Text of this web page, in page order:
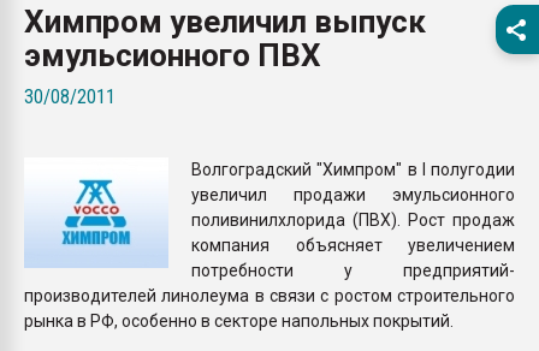
Материал поверхности
вакуумного
ПЕРЕЙТИ НА
Химпром увеличил выпуск
эмульсионного ПВХ
30/08/2011
Волгоградский "Химпром" в I полугодии
увеличил продажи эмульсионного
поливинилхлорида (ПВХ). Рост продаж
компания объясняет увеличением
потребности у предприятий-
производителей линолеума в связи с ростом строительного
рынка в РФ, особенно в секторе напольных покрытий.